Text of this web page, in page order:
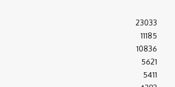
23033
11185
10836
5621
5411